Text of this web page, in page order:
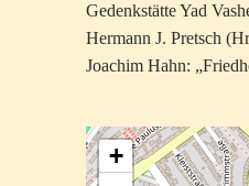
Gedenkstätte Yad
Hermann J. Pretsch
Joachim Hahn:
+